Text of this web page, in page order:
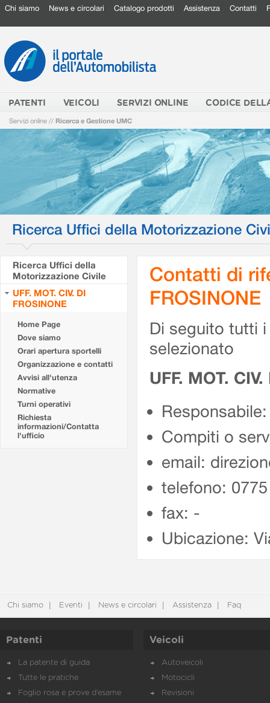
Chi siamo News e circolari Catalogo prodotti Assistenza Contatti
PATENTI VEICOLI SERVIZI ONLINE CODICE
Servizi online // Ricerca e Gestione UMC
Ricerca Uffici della Motorizzazione
Ricerca Uffici della
Motorizzazione Civile
UFF. MOT. CIV. DI
FROSINONE
Home Page
Dove siamo
Orari apertura sportelli
Organizzazione e contatti
Avvisi all'utenza
Normative
Turni operativi
Richiesta
informazioni/Contatta
l'ufficio
Contatti di
FROSINONE
Di seguito tutti
selezionato
UFF. MOT.
Compiti o
email:
telefono:
fax: -
Ubicazione:
Chi siamo Eventi News e circolari Assistenza Faq
Patenti
La patente di guida
Tutte le pratiche
Foglio rosa e prove d’esame
Veicoli
Autoveicoli
Motocicli
Revisioni